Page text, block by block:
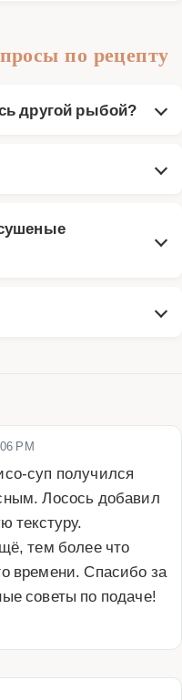
по рецепту
другой рыбой?
PM
суп получился
Лосось добавил
текстуру.
тем более что
времени. Спасибо за
советы по подаче!